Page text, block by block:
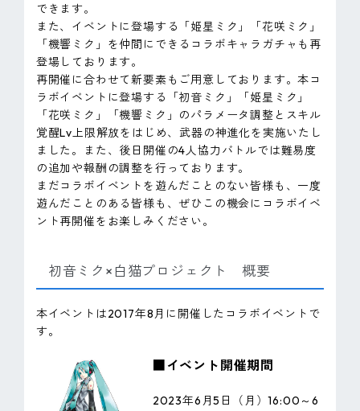
できます。
また、イベントに登場する「姫星ミク」「花咲ミク」
「機響ミク」を仲間にできるコラボキャラガチャも再
登場しております。
再開催に合わせて新要素もご用意しております。本コ
ラボイベントに登場する「初音ミク」「姫星ミク」
「花咲ミク」「機響ミク」のパラメータ調整とスキル
覚醒Lv上限解放をはじめ、武器の神進化を実施いたし
ました。また、後日開催の4人協力バトルでは難易度
の追加や報酬の調整を行っております。
まだコラボイベントを遊んだことのない皆様も、一度
遊んだことのある皆様も、ぜひこの機会にコラボイベ
ント再開催をお楽しみください。
初音ミク×白猫プロジェクト 概要
本イベントは2017年8月に開催したコラボイベントで
す。
■イベント開催期間
2023年6月5日（月）16:00～6